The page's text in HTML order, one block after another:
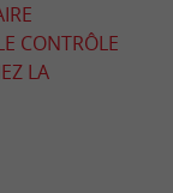
CONTRÔLE
LA